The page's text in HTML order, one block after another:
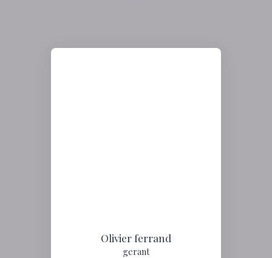
Olivier ferrand
gerant